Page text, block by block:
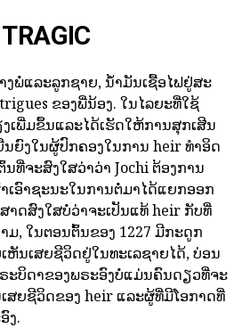
ງພໍ່ແລະລູກຊາຍ, ນໍ້າມັນເຊື້ອໄຟຢູ່ສະ
ຂອງພີ່ນ້ອງ. ໃນໄລຍະທີ່ໃຊ້
ເພີ່ມຂຶ້ນແລະໄດ້ເຮັດໃຫ້ການສຸກເສີນ
ຍົງໃນຜູ້ປົກຄອງໃນການ heir ທໍາອິດ
ນທີ່ຈະສົງໃສວ່າວ່າ Jochi ຕ້ອງການ
ເອົາຊະນະໃນການຕໍ່ມາໄດ້ແຍກອອກ
າດສົງໃສບໍ່ວ່າຈະເປັນແທ້ heir ກັບທີ່
ມ, ໃນຕອນຕົ້ນຂອງ 1227 ມີກະດູກ
ຫັນເສຍຊີວິດຢູ່ໃນທະເລຊາຍໄດ້, ບ່ອນ
ະບິດາຂອງພຣະອົງບໍ່ແມ່ນຄົນດຽວທີ່ຈະ
ສຍຊີວິດຂອງ heir ແລະຜູ້ທີ່ມີໂອກາດທີ່
ງ.